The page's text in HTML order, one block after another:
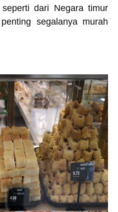
dari Negara timur
segalanya murah